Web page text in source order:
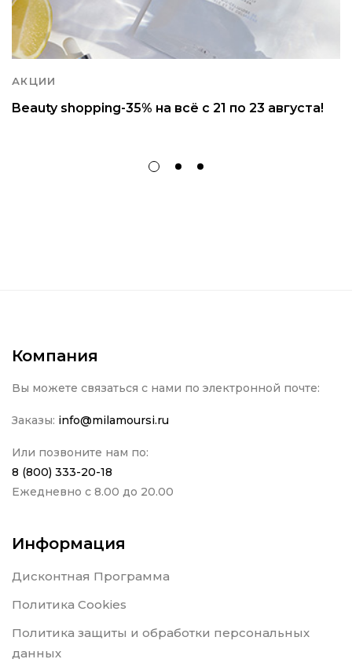
АКЦИИ
Beauty shopping-35% на всё с 21 по 23 августа!
Компания
Вы можете связаться с нами по электронной почте:
Заказы: info@milamoursi.ru
Или позвоните нам по:
8 (800) 333-20-18
Ежедневно с 8.00 до 20.00
Информация
Дисконтная Программа
Политика Cookies
Политика защиты и обработки персональных
данных